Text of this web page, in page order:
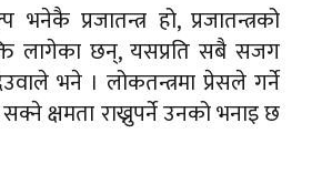
भनेकै प्रजातन्त्र हो, प्रजातन्त्रको
लागेका छन्, यसप्रति सबै सजग
भने । लोकतन्त्रमा प्रेसले गर्ने
क्षमता राख्नुपर्ने उनको भनाइ छ